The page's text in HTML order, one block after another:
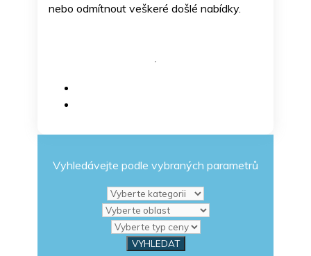
nebo odmítnout veškeré došlé nabídky.
Vyhledávejte podle vybraných parametrů